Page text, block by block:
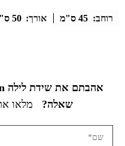
רוחב: 45 ס"מ אורך: 50 ס"מ
שאלה?
מלאו